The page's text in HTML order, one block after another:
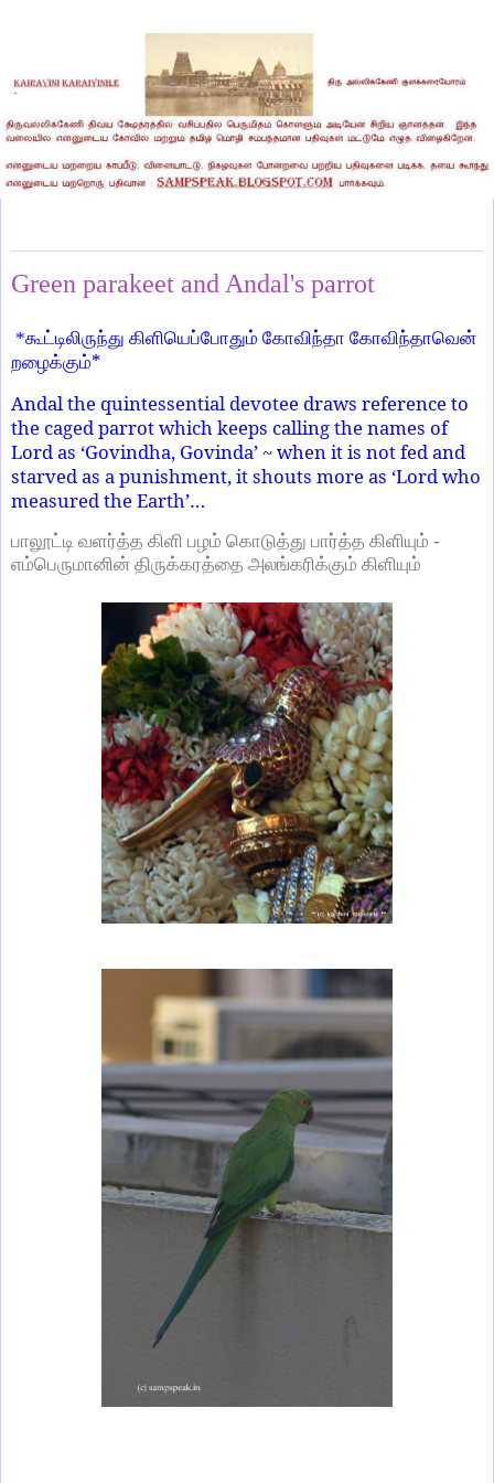
Green parakeet and Andal's parrot
*கூட்டிலிருந்து கிளியெப்போதும் கோவிந்தா கோவிந்தாவென்
றழைக்கும்*
Andal the quintessential devotee draws reference to
the caged parrot which keeps calling the names of
Lord as ‘Govindha, Govinda’ ~ when it is not fed and
starved as a punishment, it shouts more as ‘Lord who
measured the Earth’…
பாலூட்டி வளர்த்த கிளி பழம் கொடுத்து பார்த்த கிளியும் -
எம்பெருமானின் திருக்கரத்தை அலங்கரிக்கும் கிளியும்